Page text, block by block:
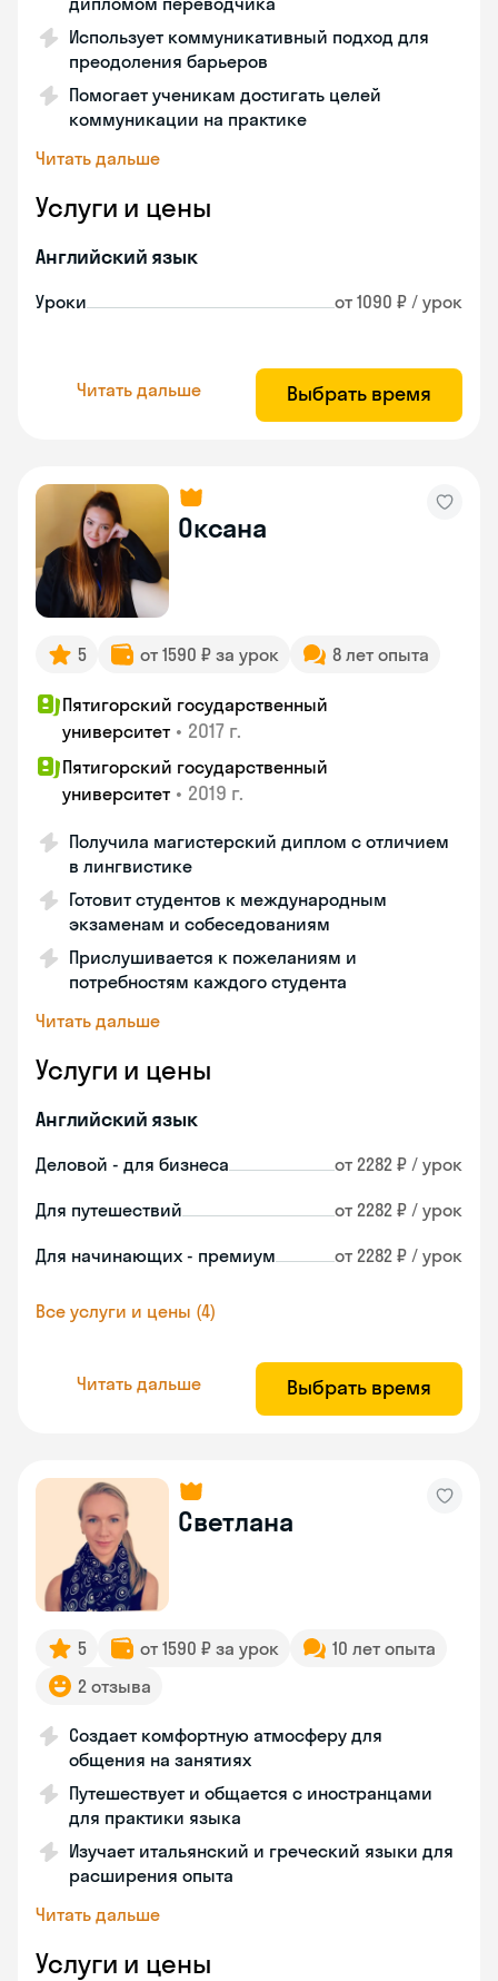
Использует коммуникативный подход для
преодоления барьеров
Помогает ученикам достигать целей
коммуникации на практике
Читать дальше
Услуги и цены
Английский язык
Уроки от 1090 ₽ / урок
Читать дальше Выбрать время
Оксана
5 от 1590 ₽ за урок 8 лет опыта
Пятигорский государственный
университет • 2017 г.
Пятигорский государственный
университет • 2019 г.
Получила магистерский диплом с отличием
в лингвистике
Готовит студентов к международным
экзаменам и собеседованиям
Прислушивается к пожеланиям и
потребностям каждого студента
Читать дальше
Услуги и цены
Английский язык
Деловой - для бизнеса от 2282 ₽ / урок
Для путешествий от 2282 ₽ / урок
Для начинающих - премиум от 2282 ₽ / урок
Все услуги и цены (4)
Читать дальше Выбрать время
Светлана
5 от 1590 ₽ за урок
10 лет опыта
2 отзыва
Создает комфортную атмосферу для
общения на занятиях
Путешествует и общается с иностранцами
для практики языка
Изучает итальянский и греческий языки для
расширения опыта
Читать дальше
Услуги и цены